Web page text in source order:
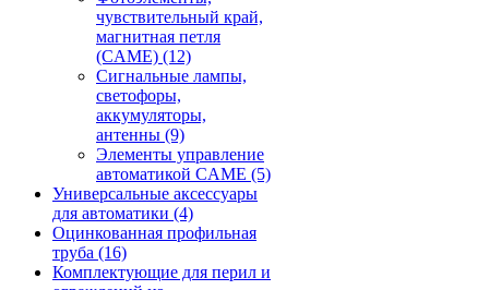
чувствительный край,
магнитная петля
(CAME) (12)
Сигнальные лампы,
светофоры,
аккумуляторы,
антенны (9)
Элементы управление
автоматикой CAME (5)
Универсальные аксессуары
для автоматики (4)
Оцинкованная профильная
труба (16)
Комплектующие для перил и